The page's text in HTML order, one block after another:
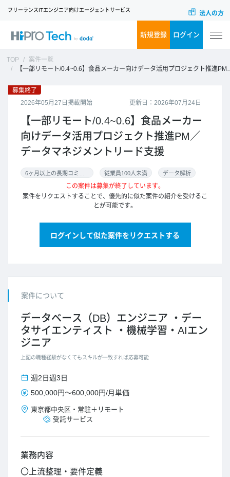
フリーランスITエンジニア向けエージェントサービス 法人の方
新規登録 ログイン
TOP
案件一覧
【一部リモート/0.4~0.6】食品メーカー向けデータ活用プロジェクト推進PM／データマネジメントリード支援
更新日：2026年07月24日
募集終了
2026年05月27日掲載開始
【一部リモート/0.4~0.6】食品メーカー
向けデータ活用プロジェクト推進PM／
データマネジメントリード支援
従業員100人未満 データ解析
この案件は募集が終了しています。
案件をリクエストすることで、優先的に似た案件の紹介を受けるこ
とが可能です。
ログインして似た案件をリクエストする
案件について
データベース（DB）エンジニア
デー
タサイエンティスト
機械学習・AIエン
ジニア
上記の職種経験がなくてもスキルが一致すれば応募可能
週2日週3日
500,000円～600,000円/月単価
東京都中央区 ・ 常駐＋リモート
受託サービス
業務内容
〇上流整理・要件定義